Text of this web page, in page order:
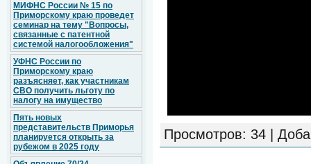
МИФНС России № 15 по
Приморскому краю проведет
семинар на тему "Вопросы,
связанные с патентной
системой налогообложения"
УФНС России по
Приморскому краю
разъясняет, как участникам
СВО получить льготу по
налогу на имущество
Пять новых
представительств Приморья
планируется открыть за
рубежом в 2025 году
Просмотров: 34 |